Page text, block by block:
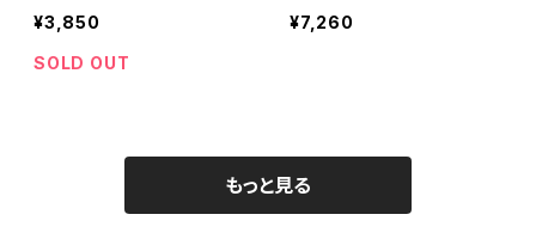
ASSIC 2 0 MINUNI OTC
DBL ニューエラ キャップ バ
スケットボール ロゴ ベース
¥3,850
SOLD OUT
0 LOSDOD OTC 1159104
6 ロサンゼルス・ドジャース
¥7,260
もっと見る